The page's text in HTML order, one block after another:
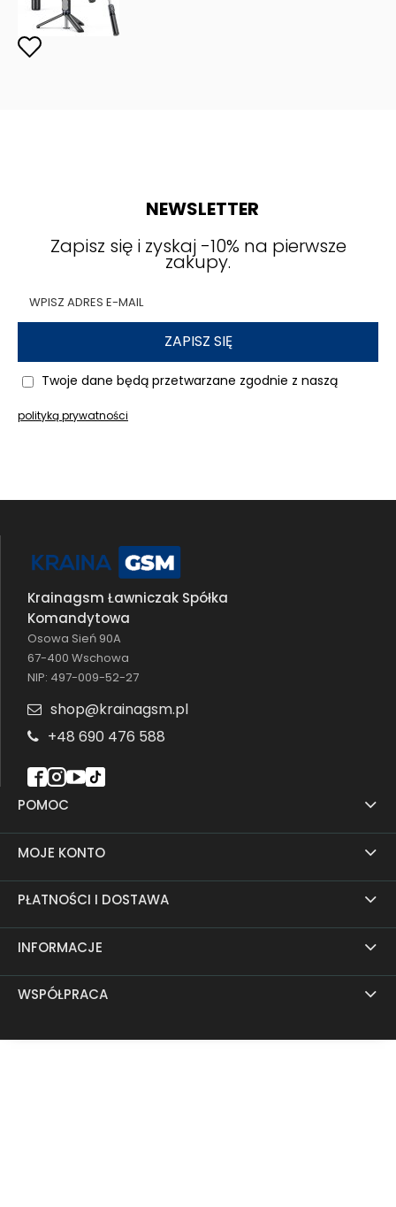
NEWSLETTER
Zapisz się i zyskaj -10% na pierwsze
zakupy.
ZAPISZ SIĘ
Twoje dane będą przetwarzane zgodnie z naszą
polityką prywatności
POMOC
MOJE KONTO
PŁATNOŚCI I DOSTAWA
INFORMACJE
WSPÓŁPRACA
Krainagsm Ławniczak Spółka
Komandytowa
Osowa Sień 90A
67-400 Wschowa
NIP: 497-009-52-27
shop@krainagsm.pl
+48 690 476 588